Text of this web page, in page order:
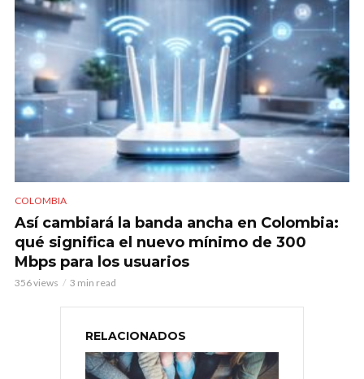
COLOMBIA
Así cambiará la banda ancha en Colombia:
qué significa el nuevo mínimo de 300
Mbps para los usuarios
356 views 3 min read
RELACIONADOS